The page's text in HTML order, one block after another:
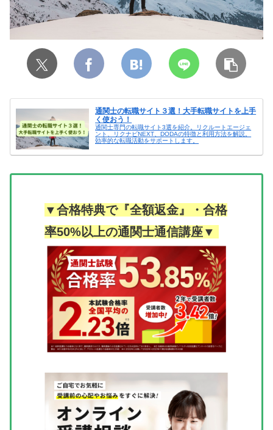
通関士の転職サイト３選！大手転職サイトを上手
く使おう！
通関士専門の転職サイト3選を紹介。リクルートエージェ
ント、リクナビNEXT、DODAの特徴と利用方法を解説。
効率的な転職活動をサポートします。
▼合格特典で『全額返金』・合格
率50%以上の通関士通信講座▼